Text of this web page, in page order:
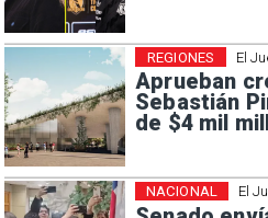
El
Aprueban
Sebastián
de $4 mil
REGIONES
El
NACIONAL